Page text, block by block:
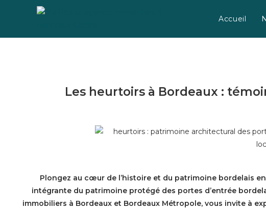
Accueil
Les heurtoirs à Bordeaux :
Plongez au cœur de l’histoire et du patrimoine bordelais
intégrante du patrimoine protégé des portes d’entrée
immobiliers à Bordeaux et Bordeaux Métropole, vous invite à